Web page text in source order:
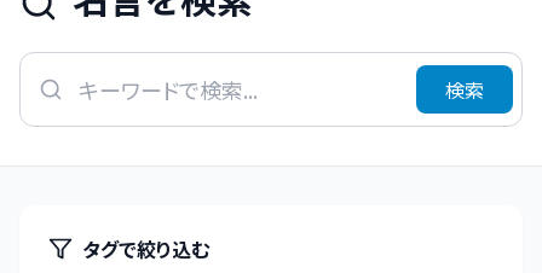
検索
タグで絞り込む